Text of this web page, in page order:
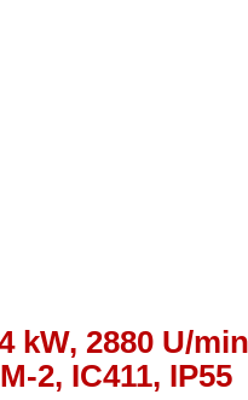
kW, 2880 U/
2, IC411, IP55